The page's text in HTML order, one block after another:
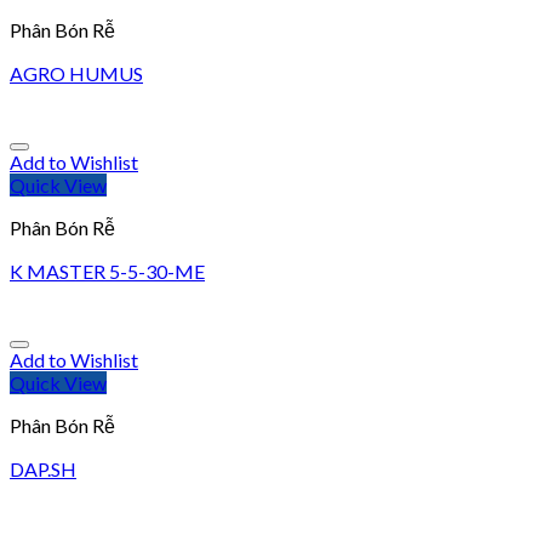
Phân Bón Rễ
AGRO HUMUS
Add to Wishlist
Quick View
Phân Bón Rễ
K MASTER 5-5-30-ME
Add to Wishlist
Quick View
Phân Bón Rễ
DAP.SH